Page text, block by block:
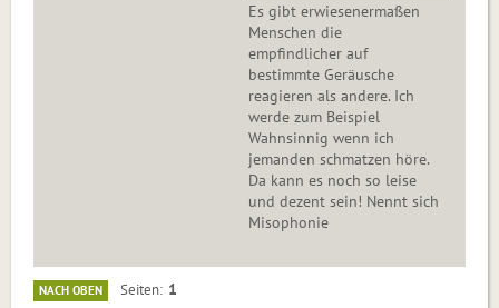
Es gibt erwiesenermaßen
Menschen die
empfindlicher auf
bestimmte Geräusche
reagieren als andere. Ich
werde zum Beispiel
Wahnsinnig wenn ich
jemanden schmatzen höre.
Da kann es noch so leise
und dezent sein! Nennt sich
Misophonie
NACH OBEN Seiten 1